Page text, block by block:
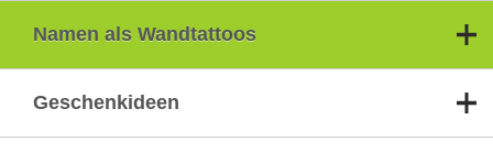
Namen als Wandtattoos
Geschenkideen